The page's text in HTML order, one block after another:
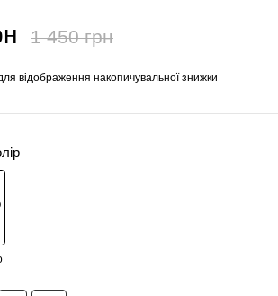
1 450 грн
відображення накопичувальної знижки